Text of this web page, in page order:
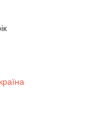
економіки,